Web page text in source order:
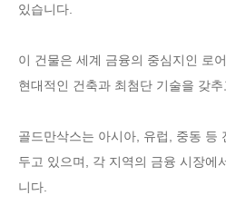
있습니다.
이 건물은 세계 금융의 중심지인 로
현대적인 건축과 최첨단 기술을 갖추
골드만삭스는 아시아, 유럽, 중동 등
두고 있으며, 각 지역의 금융 시장에
니다.